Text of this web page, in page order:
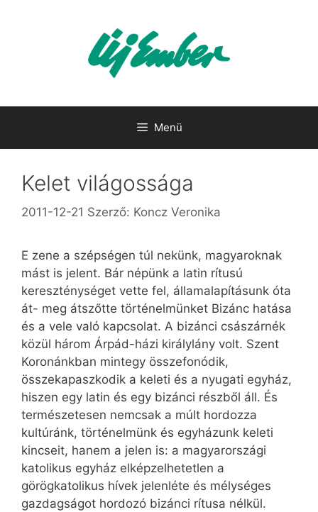
Menü
Kelet világossága
2011-12-21 Szerző: Koncz Veronika
E zene a szépségen túl nekünk, magyaroknak
mást is jelent. Bár népünk a latin rítusú
kereszténységet vette fel, államalapításunk óta
át- meg átszőtte történelmünket Bizánc hatása
és a vele való kapcsolat. A bizánci császárnék
közül három Árpád-házi királylány volt. Szent
Koronánkban mintegy összefonódik,
összekapaszkodik a keleti és a nyugati egyház,
hiszen egy latin és egy bizánci részből áll. És
természetesen nemcsak a múlt hordozza
kultúránk, történelmünk és egyházunk keleti
kincseit, hanem a jelen is: a magyarországi
katolikus egyház elképzelhetetlen a
görögkatolikus hívek jelenléte és mélységes
gazdagságot hordozó bizánci rítusa nélkül.